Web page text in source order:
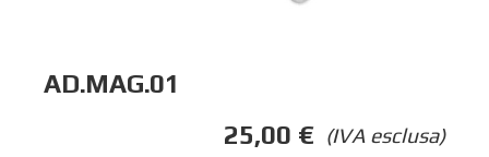
AD.MAG.01
(IVA esclusa)
25,00 €